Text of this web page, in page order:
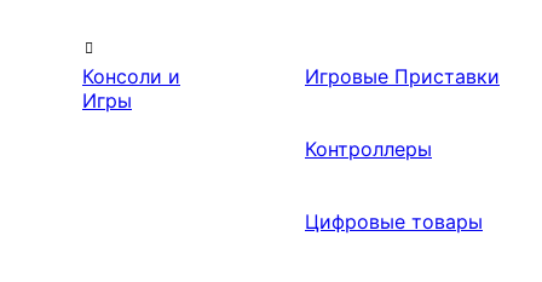
Консоли и
Игры
Игровые Приставки
Контроллеры
Цифровые товары